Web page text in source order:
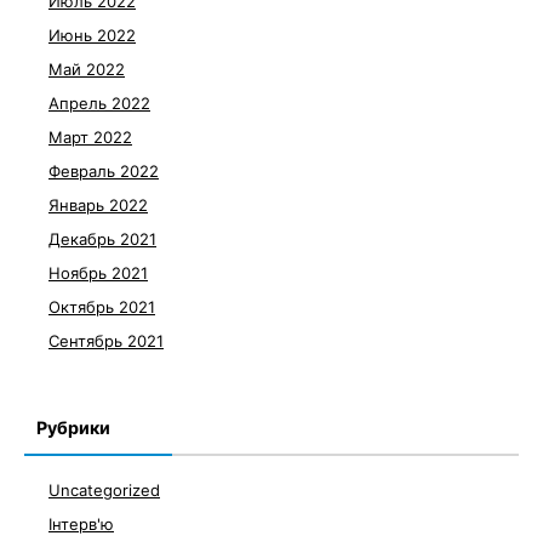
Июнь 2022
Май 2022
Апрель 2022
Март 2022
Февраль 2022
Январь 2022
Декабрь 2021
Ноябрь 2021
Октябрь 2021
Сентябрь 2021
Рубрики
Uncategorized
Інтерв'ю